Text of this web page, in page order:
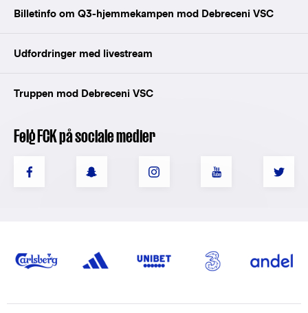
Billetinfo om Q3-hjemmekampen mod Debreceni VSC
Udfordringer med livestream
Truppen mod Debreceni VSC
Følg FCK på sociale medier